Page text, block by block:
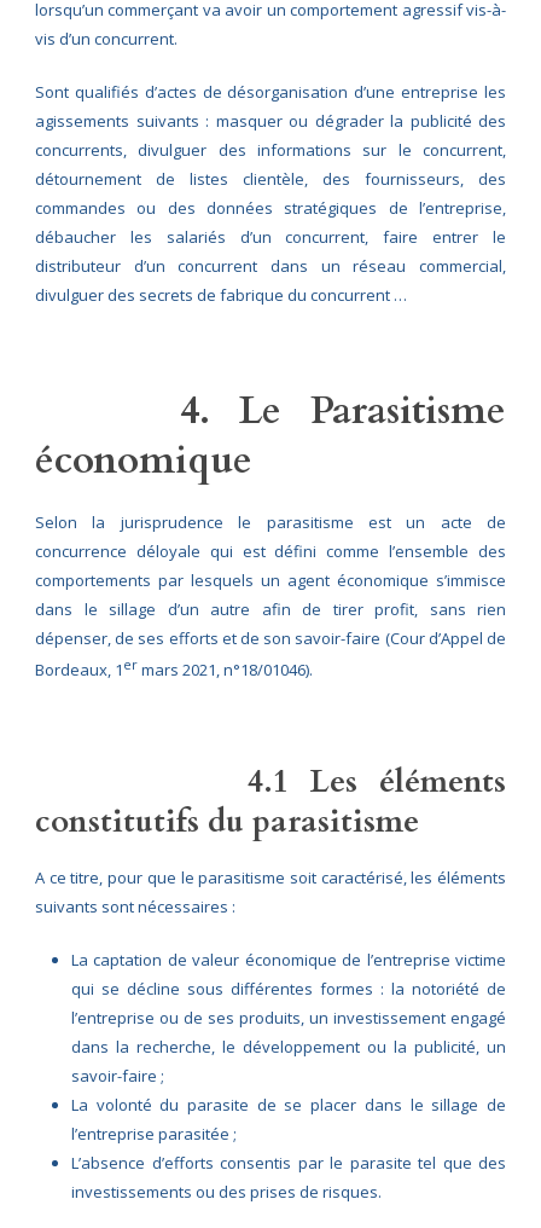
lorsqu’un commerçant va avoir un comportement agressif vis-à-
vis d’un concurrent.
Sont qualifiés d’actes de désorganisation d’une entreprise les
agissements suivants : masquer ou dégrader la publicité des
concurrents, divulguer des informations sur le concurrent,
détournement de listes clientèle, des fournisseurs, des
commandes ou des données stratégiques de l’entreprise,
débaucher les salariés d’un concurrent, faire entrer le
distributeur d’un concurrent dans un réseau commercial,
divulguer des secrets de fabrique du concurrent …
4. Le Parasitisme
économique
Selon la jurisprudence le parasitisme est un acte de
concurrence déloyale qui est défini comme l’ensemble des
comportements par lesquels un agent économique s’immisce
dans le sillage d’un autre afin de tirer profit, sans rien
dépenser, de ses efforts et de son savoir-faire (Cour d’Appel de
Bordeaux, 1 er mars 2021, n°18/01046).
4.1 Les éléments
constitutifs du parasitisme
A ce titre, pour que le parasitisme soit caractérisé, les éléments
suivants sont nécessaires :
La captation de valeur économique de l’entreprise victime
qui se décline sous différentes formes : la notoriété de
l’entreprise ou de ses produits, un investissement engagé
dans la recherche, le développement ou la publicité, un
savoir-faire ;
La volonté du parasite de se placer dans le sillage de
l’entreprise parasitée ;
L’absence d’efforts consentis par le parasite tel que des
investissements ou des prises de risques.